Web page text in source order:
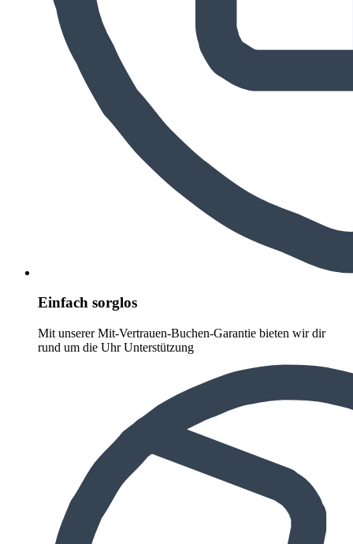
Einfach sorglos
Mit unserer Mit-Vertrauen-Buchen-Garantie bieten wir dir
rund um die Uhr Unterstützung